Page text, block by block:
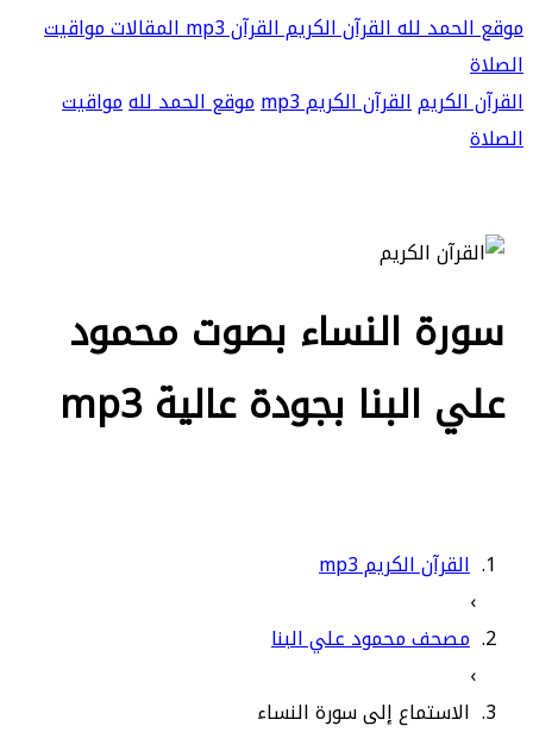
موقع الحمد للهالقرآن الكريمالقرآن mp3 المقالاتمواقيت
الصلاة
القرآن الكريمالقرآن الكريم mp3 موقع الحمد للهمواقيت
الصلاة
سورة النساء بصوت محمود
علي البنا بجودة عالية mp3
القرآن الكريم mp3
›
مصحف محمود علي البنا
›
الاستماع إلى سورة النساء